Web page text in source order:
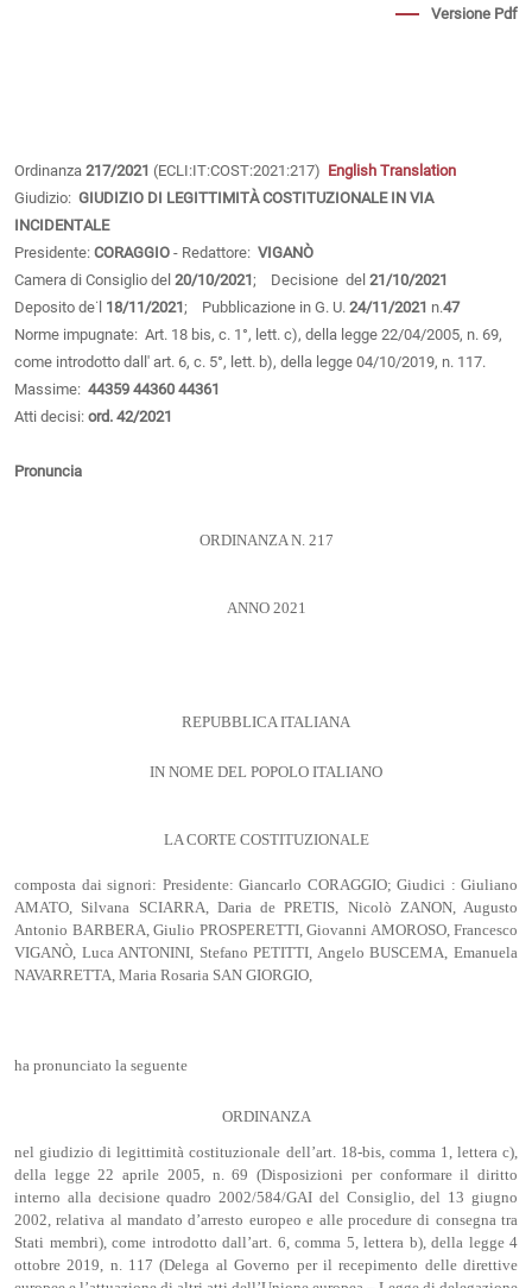
Versione Pdf
Ordinanza 217/2021 (ECLI:IT:COST:2021:217) English Translation
Giudizio: GIUDIZIO DI LEGITTIMITÀ COSTITUZIONALE IN VIA
INCIDENTALE
Presidente: CORAGGIO - Redattore: VIGANÒ
Camera di Consiglio del 20/10/2021; Decisione del 21/10/2021
Deposito de˙l 18/11/2021; Pubblicazione in G. U. 24/11/2021 n.47
Norme impugnate: Art. 18 bis, c. 1°, lett. c), della legge 22/04/2005, n. 69,
come introdotto dall' art. 6, c. 5°, lett. b), della legge 04/10/2019, n. 117.
Massime: 44359 44360 44361
Atti decisi: ord. 42/2021
Pronuncia
ORDINANZA N. 217
ANNO 2021
REPUBBLICA ITALIANA
IN NOME DEL POPOLO ITALIANO
LA CORTE COSTITUZIONALE
composta dai signori: Presidente: Giancarlo CORAGGIO; Giudici : Giuliano
AMATO, Silvana SCIARRA, Daria de PRETIS, Nicolò ZANON, Augusto
Antonio BARBERA, Giulio PROSPERETTI, Giovanni AMOROSO, Francesco
VIGANÒ, Luca ANTONINI, Stefano PETITTI, Angelo BUSCEMA, Emanuela
NAVARRETTA, Maria Rosaria SAN GIORGIO,
ha pronunciato la seguente
ORDINANZA
nel giudizio di legittimità costituzionale dell’art. 18-bis, comma 1, lettera c),
della legge 22 aprile 2005, n. 69 (Disposizioni per conformare il diritto
interno alla decisione quadro 2002/584/GAI del Consiglio, del 13 giugno
2002, relativa al mandato d’arresto europeo e alle procedure di consegna tra
Stati membri), come introdotto dall’art. 6, comma 5, lettera b), della legge 4
ottobre 2019, n. 117 (Delega al Governo per il recepimento delle direttive